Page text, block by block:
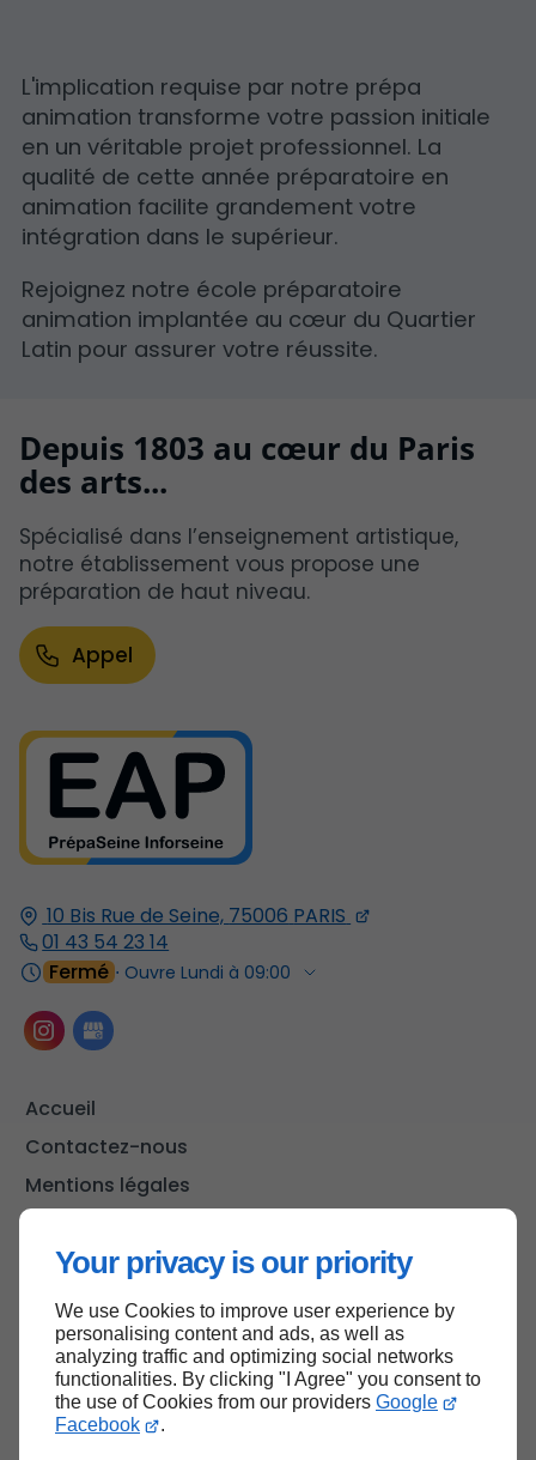
Your privacy is our priority
We use Cookies to improve user experience by
personalising content and ads, as well as
analyzing traffic and optimizing social networks
functionalities. By clicking "I Agree" you consent to
the use of Cookies from our providers Google
Facebook
.
L'implication requise par notre prépa
animation transforme votre passion initiale
en un véritable projet professionnel. La
qualité de cette année préparatoire en
animation facilite grandement votre
intégration dans le supérieur.
Rejoignez notre école préparatoire
animation implantée au cœur du Quartier
Latin pour assurer votre réussite.
10 Bis Rue de Seine, 75006 PARIS
01 43 54 23 14
Fermé ⋅ Ouvre Lundi à 09:00
Accueil
Contactez-nous
Mentions légales
Depuis 1803 au cœur du Paris
des arts...
Spécialisé dans l’enseignement artistique,
notre établissement vous propose une
préparation de haut niveau.
Appel
Haut de page